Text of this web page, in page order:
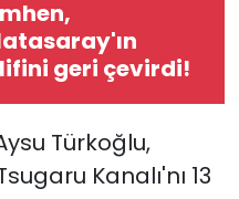
geri çevirdi!
Türkoğlu,
Kanalı'nı 13